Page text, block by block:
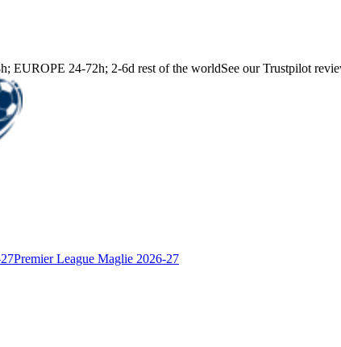
EUROPE 24-72h; 2-6d rest of the worldSee our Trustpilot
Premier League Maglie 2026-27